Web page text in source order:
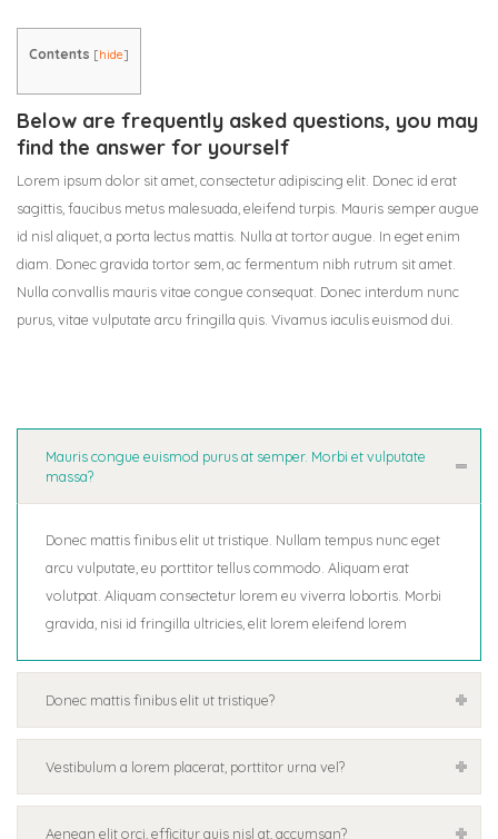
Gương Thủy BALE
Phụ Kiện Phòng Tắm – Bếp VINA
Sản Phẩm Khác
Hệ Thống Khách Hàng
Contents [hide]
Below are frequently asked questions, you may
find the answer for yourself
Lorem ipsum dolor sit amet, consectetur adipiscing elit. Donec id erat
sagittis, faucibus metus malesuada, eleifend turpis. Mauris semper augue
id nisl aliquet, a porta lectus mattis. Nulla at tortor augue. In eget enim
diam. Donec gravida tortor sem, ac fermentum nibh rutrum sit amet.
Nulla convallis mauris vitae congue consequat. Donec interdum nunc
purus, vitae vulputate arcu fringilla quis. Vivamus iaculis euismod dui.
Mauris congue euismod purus at semper. Morbi et vulputate
massa?
Donec mattis finibus elit ut tristique. Nullam tempus nunc eget
arcu vulputate, eu porttitor tellus commodo. Aliquam erat
volutpat. Aliquam consectetur lorem eu viverra lobortis. Morbi
gravida, nisi id fringilla ultricies, elit lorem eleifend lorem
Donec mattis finibus elit ut tristique?
Vestibulum a lorem placerat, porttitor urna vel?
Aenean elit orci, efficitur quis nisl at, accumsan?